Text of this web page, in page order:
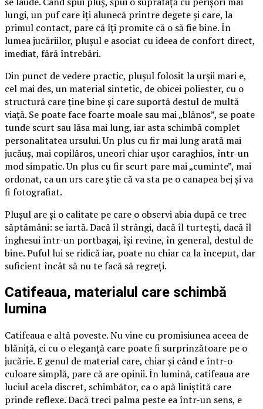
lungi, un puf care îți alunecă printre degete și care, la
primul contact, pare că îți promite că o să fie bine. În
lumea jucăriilor, plușul e asociat cu ideea de confort direct,
imediat, fără întrebări.
Din punct de vedere practic, plușul folosit la urșii mari e,
cel mai des, un material sintetic, de obicei poliester, cu o
structură care ține bine și care suportă destul de multă
viață. Se poate face foarte moale sau mai „blănos”, se poate
tunde scurt sau lăsa mai lung, iar asta schimbă complet
personalitatea ursului. Un plus cu fir mai lung arată mai
jucăuș, mai copilăros, uneori chiar ușor caraghios, într-un
mod simpatic. Un plus cu fir scurt pare mai „cuminte”, mai
ordonat, ca un urs care știe că va sta pe o canapea bej și va
fi fotografiat.
Plușul are și o calitate pe care o observi abia după ce trec
săptămâni: se iartă. Dacă îl strângi, dacă îl turtești, dacă îl
înghesui într-un portbagaj, își revine, în general, destul de
bine. Puful lui se ridică iar, poate nu chiar ca la început, dar
suficient încât să nu te facă să regreți.
Catifeaua, materialul care schimbă
lumina
Catifeaua e altă poveste. Nu vine cu promisiunea aceea de
blăniță, ci cu o eleganță care poate fi surprinzătoare pe o
jucărie. E genul de material care, chiar și când e într-o
culoare simplă, pare că are opinii. În lumină, catifeaua are
luciul acela discret, schimbător, ca o apă liniștită care
prinde reflexe. Dacă treci palma peste ea într-un sens, e